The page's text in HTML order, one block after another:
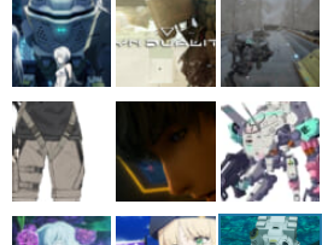
その他
電ファミニコゲーマーとは？
運営：株式会社マレ